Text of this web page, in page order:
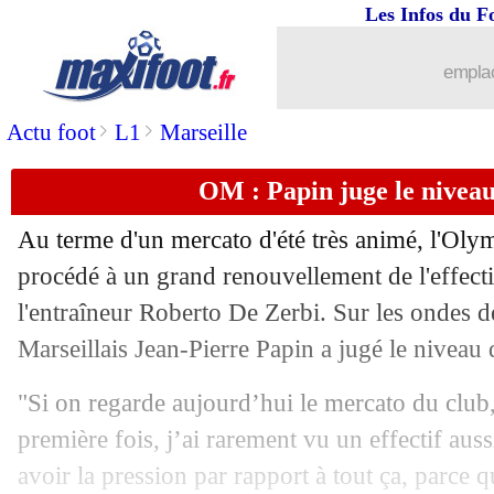
Actu foot> L1 > Marseille
Les Infos du
OM : Papin juge le
Au terme d'un mercato d'été très animé,
procédé à un grand renouvellement de
l'entraîneur Roberto De Zerbi. Sur les ondes
Marseillais Jean-Pierre Papin a jugé le niveau
"Si on regarde aujourd’hui le mercato du
première fois, j’ai rarement vu un effectif
avoir la pression par rapport à tout ça, parce
Lyon: les précisions sur le prêt de
04/09 Uruguay: Bielsa démonté par
04/09 Mercato: la fuite des talents français
04/09 Brésil : le constat de Ricardo sur
04/09 Mercato : le TOP 20 des transferts de
04/09 Lyon: Friio tacle le modèle de
04/09 Majorque : Rodriguez puni après sa